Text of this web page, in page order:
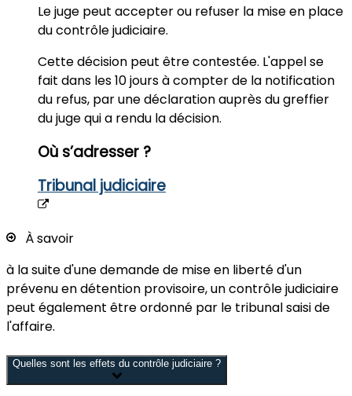
Le juge peut accepter ou refuser la mise en place
du contrôle judiciaire.
Cette décision peut être contestée. L'appelse
fait dans les10 jours à compter de la notification
du refus, par une déclaration auprès du greffier
du juge qui a rendu la décision.
Où s’adresser ?
Tribunal judiciaire
À savoir
à la suite d'une demande de mise en liberté d'un
prévenu en détention provisoire, un contrôle judiciaire
peut également être ordonné par le tribunal saisi de
l'affaire.
Quelles sont les effets du contrôle judiciaire ?